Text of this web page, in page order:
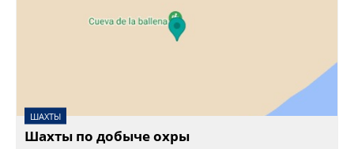
ШАХТЫ
Шахты по добыче охры